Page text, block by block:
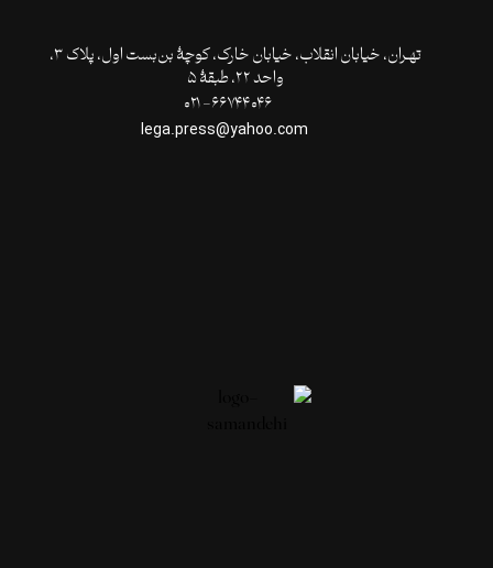
تهـران،‌ خیابان انقلاب، خیابان خارک، کوچۀ بن‌بست اول، پلاک ۳،
واحد ۲۲، طبقۀ ۵